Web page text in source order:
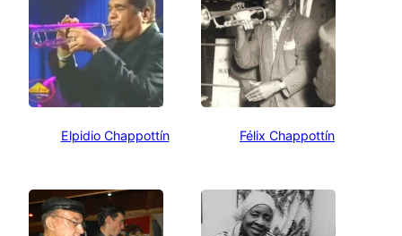
Elpidio Chappottín Félix Chappottín